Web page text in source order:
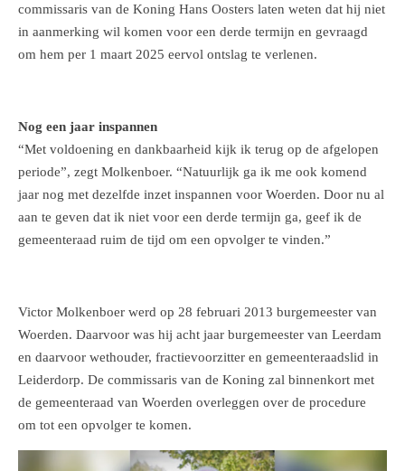
commissaris van de Koning Hans Oosters laten weten dat hij niet
in aanmerking wil komen voor een derde termijn en gevraagd
om hem per 1 maart 2025 eervol ontslag te verlenen.
Nog een jaar inspannen
“Met voldoening en dankbaarheid kijk ik terug op de afgelopen
periode”, zegt Molkenboer. “Natuurlijk ga ik me ook komend
jaar nog met dezelfde inzet inspannen voor Woerden. Door nu al
aan te geven dat ik niet voor een derde termijn ga, geef ik de
gemeenteraad ruim de tijd om een opvolger te vinden.”
Victor Molkenboer werd op 28 februari 2013 burgemeester van
Woerden. Daarvoor was hij acht jaar burgemeester van Leerdam
en daarvoor wethouder, fractievoorzitter en gemeenteraadslid in
Leiderdorp. De commissaris van de Koning zal binnenkort met
de gemeenteraad van Woerden overleggen over de procedure
om tot een opvolger te komen.